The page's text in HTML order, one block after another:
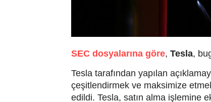
SEC dosyalarına göre, Tesla,
Tesla tarafından yapılan
çeşitlendirmek ve maksimize
edildi. Tesla, satın alma işlemine